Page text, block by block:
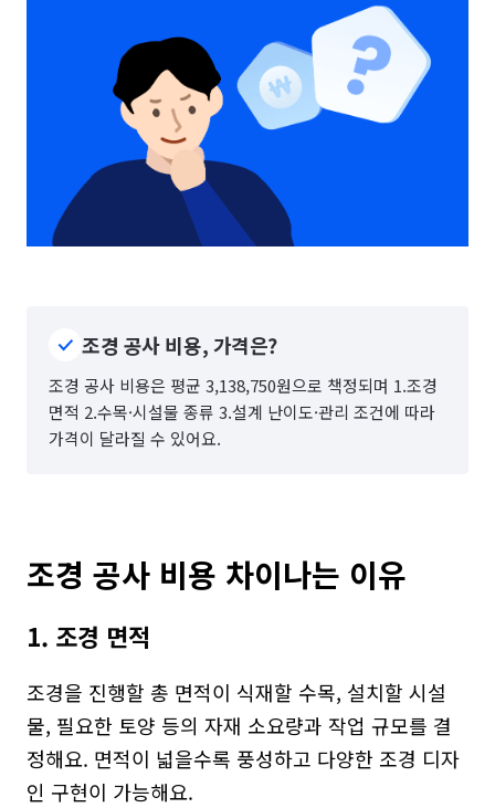
조경 공사 비용, 가격은?
조경 공사 비용은 평균 3,138,750원으로 책정되며 1.조경
면적 2.수목·시설물 종류 3.설계 난이도·관리 조건에 따라
가격이 달라질 수 있어요.
조경 공사 비용 차이나는 이유
1. 조경 면적
조경을 진행할 총 면적이 식재할 수목, 설치할 시설
물, 필요한 토양 등의 자재 소요량과 작업 규모를 결
정해요. 면적이 넓을수록 풍성하고 다양한 조경 디자
인 구현이 가능해요.